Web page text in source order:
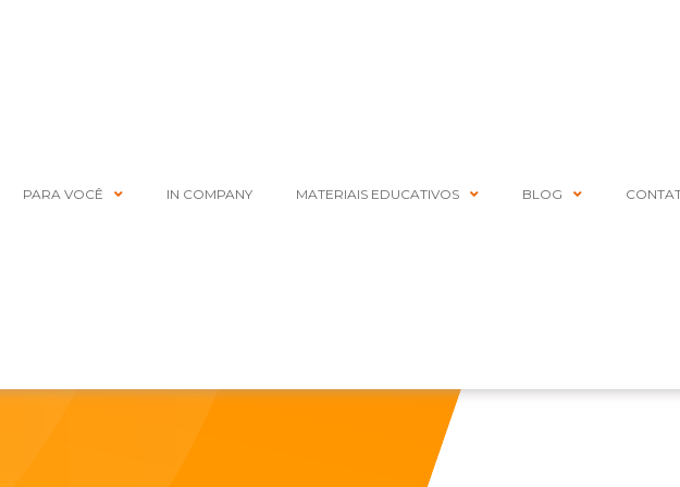
PARA VOCÊ IN COMPANY MATERIAIS EDUCATIVOS BLOG